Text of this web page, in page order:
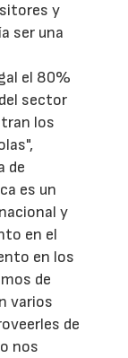
y
ser una
el 80%
sector
los
de
es un
y
en el
en los
de
varios
de
nos